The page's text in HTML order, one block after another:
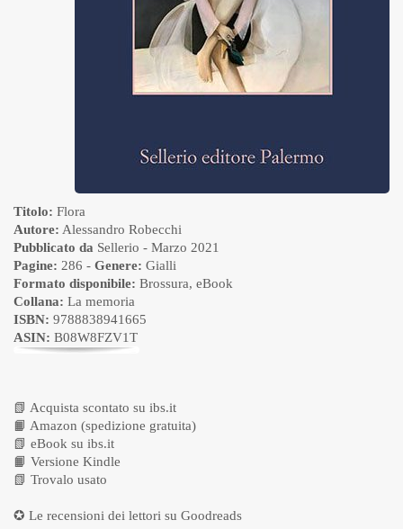
Titolo: Flora
Autore: Alessandro Robecchi
Pubblicato da Sellerio - Marzo 2021
Pagine: 286 - Genere: Gialli
Formato disponibile: Brossura, eBook
Collana: La memoria
ISBN: 9788838941665
ASIN: B08W8FZV1T
📗 Acquista scontato su ibs.it
📙 Amazon (spedizione gratuita)
📗 eBook su ibs.it
📙 Versione Kindle
📗 Trovalo usato
✪ Le recensioni dei lettori su Goodreads